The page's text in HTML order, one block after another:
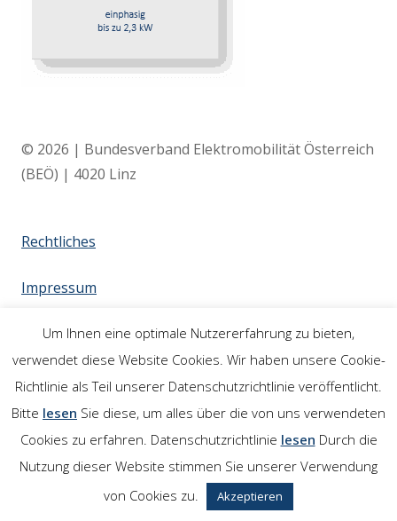
© 2026 | Bundesverband Elektromobilität Österreich
(BEÖ) | 4020 Linz
Rechtliches
Impressum
LinksUm Ihnen eine optimale Nutzererfahrung zu bieten,
verwendet diese Website Cookies. Wir haben unsere Cookie-
Richtlinie als Teil unserer Datenschutzrichtlinie veröffentlicht.
Bitte lesen Sie diese, um alles über die von uns verwendeten
Cookies zu erfahren. Datenschutzrichtlinie lesen Durch die
Nutzung dieser Website stimmen Sie unserer Verwendung
von Cookies zu.
Akzeptieren